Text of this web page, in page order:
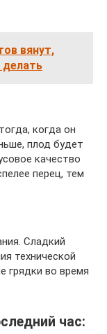
вянут,
делать
когда он
плод будет
качество
перец, тем
Сладкий
технической
грядки во время
час: